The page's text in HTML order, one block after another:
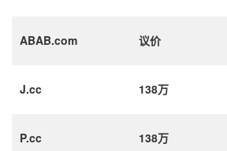
ABAB.com 议价
J.cc 138万
P.cc 138万